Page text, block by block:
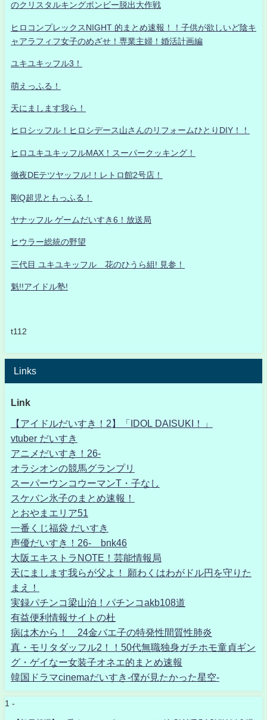
のクリスタルキングボンビー脱出大作戦
ヒロコンプレックスNIGHT 的まとめ速報！！子供が欲しいど陰キ
ャアラフィフ女子のめざせ！専業主婦！婚活計画編
ユキユキッフル3！
萌えっふる！
天にまします我ら！
ヒロシッフル！ヒロシデース山さんのリフォームひとりDIY！！
ヒロユキユキッフルMAX！スーパークッキング！
徹夜DEテツヤッフル!！レトロ館2号店！
剛Q超児ともっふる！
ヤナッフル ゲームだいすき6！放送局
ヒウラー総統の野望
三代目 ユキユキッフル 花のひうら組! 見参！
魁!!アイドル塾!
t112
Links
Link
【アイドルだいすき！2】「IDOL DAISUKI！」
vtuber だいすき
アニメだいすき！26-
オラシオンの競馬グランプリ
スーパーウンコウーマンT・子なし
スケバン氷子のまとめ速報！
とおやまエリア51
一番くじ福袋 だいすき
声優だいすき！26- bnk46
大阪エキストラNOTE！芸能情報局
天にまします我らが父よ！ 願わくはわがドル円を守りた
まえ！
実録パチンコ梁山泊！パチンコakb108道
有益便利情報サイトの杜
病は木から！ 24金バエ子の特発性間質性肺炎
真・モリタダッフル2！！50代無職独身ガチホモ童貞ギン
グ・ゲイなー女装子オネエ的まとめ速報
韓国ドラマcinemaだいすき-僕が見たかった星空-
1 -